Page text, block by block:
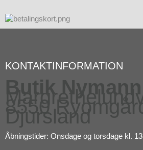
KONTAKTINFORMATION
Butik Nymann
8550
Djursland
Åbningstider: Onsdage og torsdage kl.